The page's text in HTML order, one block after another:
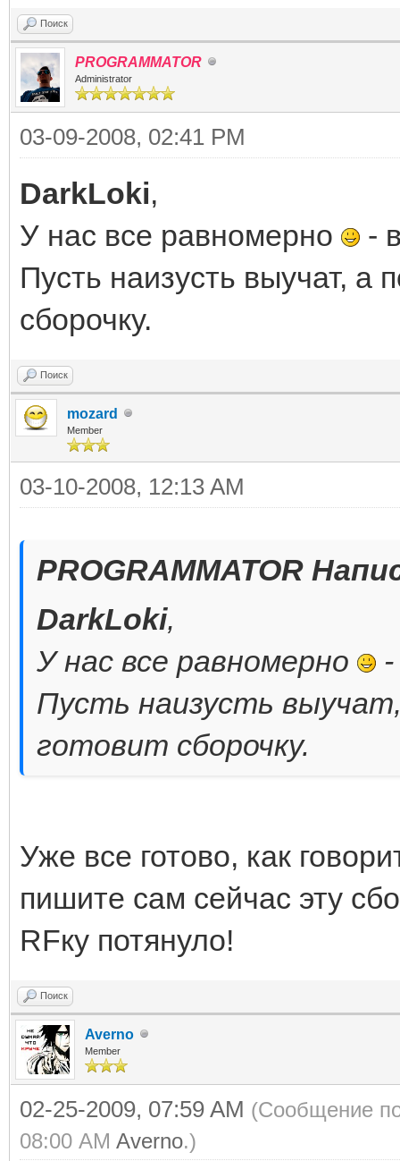
Поиск
PROGRAMMATOR
Administrator
03-09-2008, 02:41 PM
DarkLoki,
У нас все равномерно
-
Пусть наизусть выучат, а
сборочку.
Поиск
mozard
Member
03-10-2008, 12:13 AM
PROGRAMMATOR
DarkLoki,
У нас все равномерно
Пусть наизусть
готовит сборочку.
Уже все готово, как
пишите сам сейчас эту
RFку потянуло!
Поиск
Averno
Member
02-25-2009, 07:59 AM (Сообщение
08:00 AM Averno.)